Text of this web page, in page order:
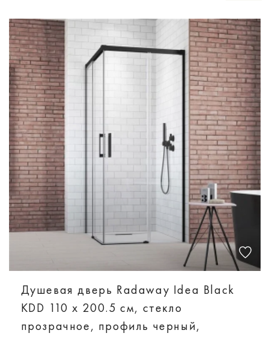
Душевая дверь Radaway Idea Black
KDD 110 х 200.5 см, стекло
прозрачное, профиль черный,